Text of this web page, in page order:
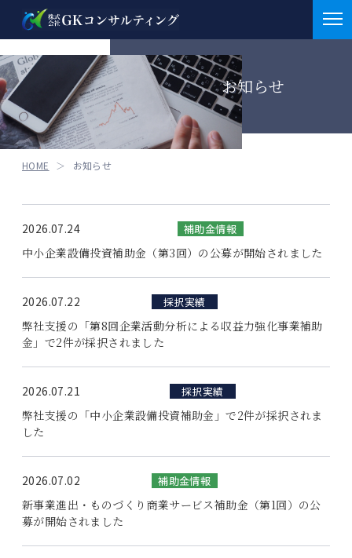
お知らせ
お知らせ
お知らせ
重要
サービス
クラファン
医業支援案件
その他
会社概要
M&A
介護支援業務
介護支援業務
BCP策定支援
補助金申請支援
セミナー情報
採用情報
お問い合わせ
お知らせ
HOME お知らせ
2026.07.24 補助金情報
中小企業設備投資補助金（第3回）の公募が開始されました
2026.07.22 採択実績
弊社支援の「第8回企業活動分析による収益力強化事業補助
金」で2件が採択されました
2026.07.21 採択実績
弊社支援の「中小企業設備投資補助金」で2件が採択されま
した
2026.07.02 補助金情報
新事業進出・ものづくり商業サービス補助金（第1回）の公
募が開始されました